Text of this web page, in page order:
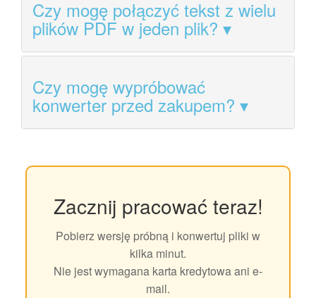
Czy mogę połączyć tekst z wielu
plików PDF w jeden plik?
Czy mogę wypróbować
konwerter przed zakupem?
Zacznij pracować teraz!
Pobierz wersję próbną i konwertuj pliki w
kilka minut.
Nie jest wymagana karta kredytowa ani e-
mail.